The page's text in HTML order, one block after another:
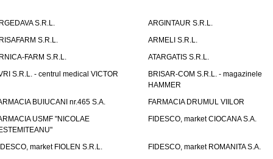
S.R.L.
ARGINTAUR S.R.L.
S.R.L.
ARMELI S.R.L.
FARM S.R.L.
ATARGATIS S.R.L.
S.R.L. - centrul medical VICTOR
BRISAR-COM S.R.L. - magazinele
HAMMER
BUIUCANI nr.465 S.A.
FARMACIA DRUMUL VIILOR
USMF "NICOLAE
FIDESCO, market CIOCANA S.A.
market FIOLEN S.R.L.
FIDESCO, market ROMANITA S.A.